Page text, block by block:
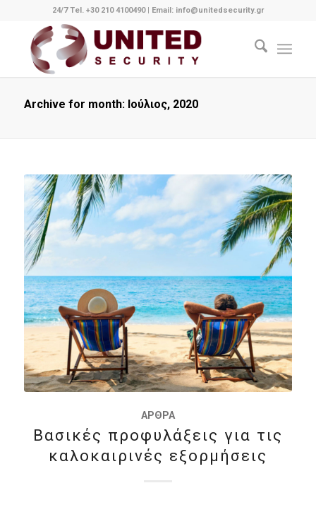
24/7 Tel. +30 210 4100490 | Email: info@unitedsecurity.gr
Archive for month: Ιούλιος, 2020
ΆΡΘΡΑ
Βασικές προφυλάξεις για τις
καλοκαιρινές εξορμήσεις